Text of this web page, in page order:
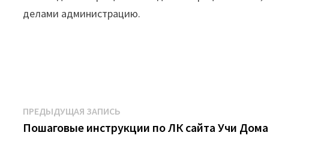
делами администрацию.
Навигация
по
ПРЕДЫДУЩАЯ ЗАПИСЬ
запись:
Пошаговые инструкции по ЛК сайта Учи Дома